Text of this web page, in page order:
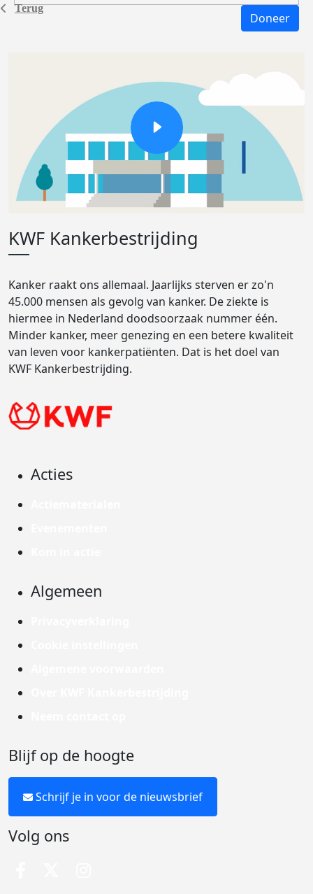
Terug
Doneer
KWF Kankerbestrijding
Kanker raakt ons allemaal. Jaarlijks sterven er zo'n
45.000 mensen als gevolg van kanker. De ziekte is
hiermee in Nederland doodsoorzaak nummer één.
Minder kanker, meer genezing en een betere kwaliteit
van leven voor kankerpatiënten. Dat is het doel van
KWF Kankerbestrijding.
Acties
Algemeen
Blijf op de hoogte
Schrijf je in voor de nieuwsbrief
Volg ons